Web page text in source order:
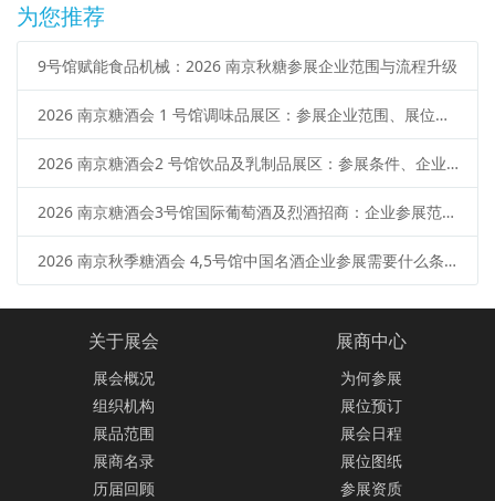
为您推荐
9号馆赋能食品机械：2026 南京秋糖参展企业范围与流程升级
2026 南京糖酒会 1 号馆调味品展区：参展企业范围、展位类型、申请流程
2026 南京糖酒会2 号馆饮品及乳制品展区：参展条件、企业范围、报名流程
2026 南京糖酒会3号馆国际葡萄酒及烈酒招商：企业参展范围、报名流程、展位预定
2026 南京秋季糖酒会 4,5号馆中国名酒企业参展需要什么条件？范围 + 流程
关于展会
展会概况
组织机构
展品范围
展商名录
历届回顾
展商中心
为何参展
展位预订
展会日程
展位图纸
参展资质